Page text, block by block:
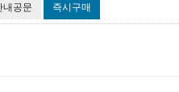
내공문 즉시구매